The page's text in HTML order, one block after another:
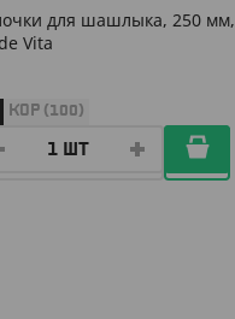
для шашлыка, 250 мм,
Vita
КОР (100)